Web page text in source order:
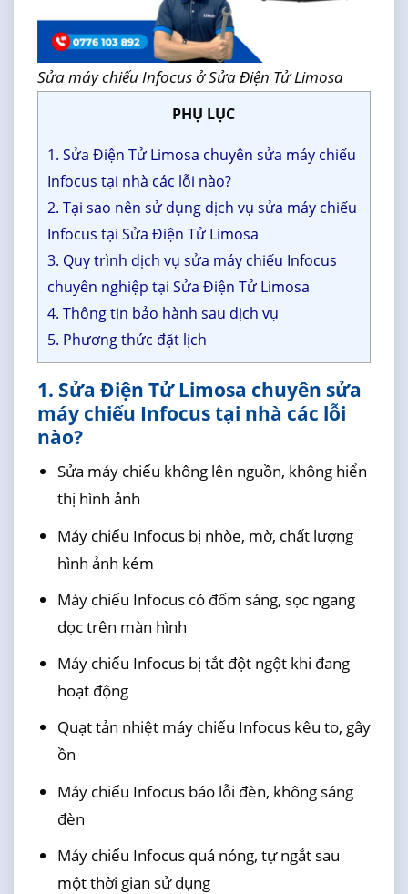
Sửa máy chiếu Infocus ở Sửa Điện Tử Limosa
PHỤ LỤC
1. Sửa Điện Tử Limosa chuyên sửa máy chiếu
Infocus tại nhà các lỗi nào?
2. Tại sao nên sử dụng dịch vụ sửa máy chiếu
Infocus tại Sửa Điện Tử Limosa
3. Quy trình dịch vụ sửa máy chiếu Infocus
chuyên nghiệp tại Sửa Điện Tử Limosa
4. Thông tin bảo hành sau dịch vụ
5. Phương thức đặt lịch
1. Sửa Điện Tử Limosa chuyên sửa
máy chiếu Infocus tại nhà các lỗi
nào?
Sửa máy chiếu không lên nguồn, không hiển
thị hình ảnh
Máy chiếu Infocus bị nhòe, mờ, chất lượng
hình ảnh kém
Máy chiếu Infocus có đốm sáng, sọc ngang
dọc trên màn hình
Máy chiếu Infocus bị tắt đột ngột khi đang
hoạt động
Quạt tản nhiệt máy chiếu Infocus kêu to, gây
ồn
Máy chiếu Infocus báo lỗi đèn, không sáng
đèn
Máy chiếu Infocus quá nóng, tự ngắt sau
một thời gian sử dụng